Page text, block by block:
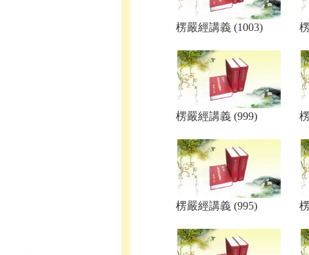
楞嚴經講義 (1003)
楞嚴經講義 (999)
楞嚴經講義 (995)